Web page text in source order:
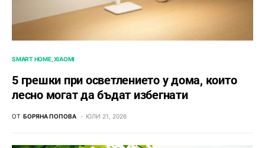
SMART HOME XIAOMI
5 грешки при осветлението у дома, които
лесно могат да бъдат избегнати
ОТ БОРЯНА ПОПОВА ЮЛИ 21, 2026